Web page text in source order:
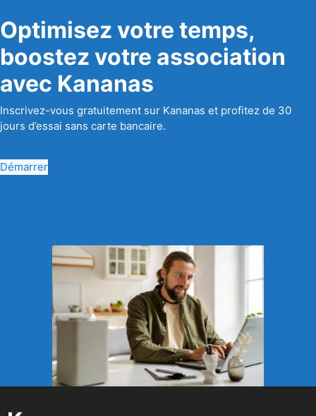
Optimisez votre temps,
boostez votre association
avec Kananas
Inscrivez-vous gratuitement sur Kananas et profitez de 30
jours d’essai sans carte bancaire.
Démarrer